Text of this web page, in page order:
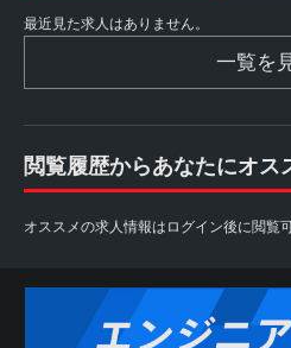
最近見た求人はありません。
一覧を
閲覧履歴からあなたにオス
オススメの求人情報はログイン後に閲覧